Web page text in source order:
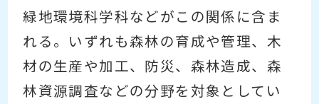
緑地環境科学科などがこの関係に含ま
れる。いずれも森林の育成や管理、木
材の生産や加工、防災、森林造成、森
林資源調査などの分野を対象としてい